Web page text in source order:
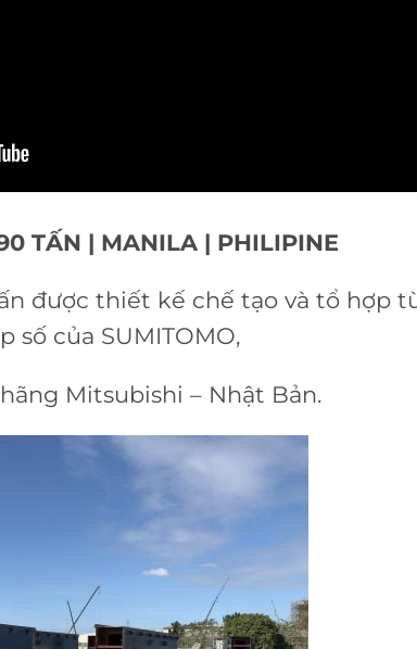
TẤN | MANILA | PHILIPINE
được thiết kế chế tạo và tổ hợp
số của SUMITOMO,
Mitsubishi – Nhật Bản.